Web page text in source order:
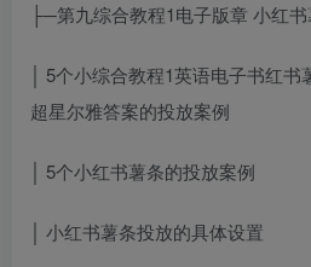
├─第九综合教程1电子版章 小红
│ 5个小综合教程1英语电子书红书
超星尔雅答案的投放案例
│ 5个小红书薯条的投放案例
│ 小红书薯条投放的具体设置